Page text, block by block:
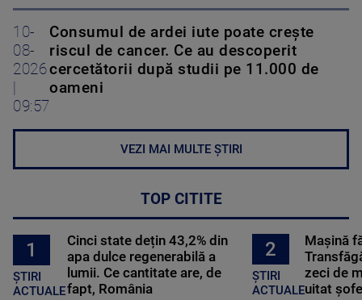
10-
08-
2026
09:57
Consumul de ardei iute poate crește
riscul de cancer. Ce au descoperit
cercetătorii după studii pe 11.000 de
oameni
VEZI MAI MULTE ȘTIRI
TOP CITITE
1
ȘTIRI
ACTUALE
Cinci state dețin 43,2% din
apa dulce regenerabilă a
lumii. Ce cantitate are, de
fapt, România
2
ȘTIRI
ACTUALE
Mașină
zeci de
uitat